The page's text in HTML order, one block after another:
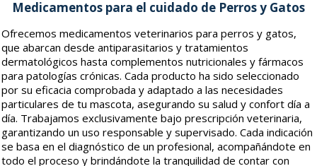
Medicamentos para el cuidado de Perros y Gatos
Ofrecemos medicamentos veterinarios para perros y gatos,
que abarcan desde antiparasitarios y tratamientos
dermatológicos hasta complementos nutricionales y fármacos
para patologías crónicas. Cada producto ha sido seleccionado
por su eficacia comprobada y adaptado a las necesidades
particulares de tu mascota, asegurando su salud y confort día a
día. Trabajamos exclusivamente bajo prescripción veterinaria,
garantizando un uso responsable y supervisado. Cada indicación
se basa en el diagnóstico de un profesional, acompañándote en
todo el proceso y brindándote la tranquilidad de contar con